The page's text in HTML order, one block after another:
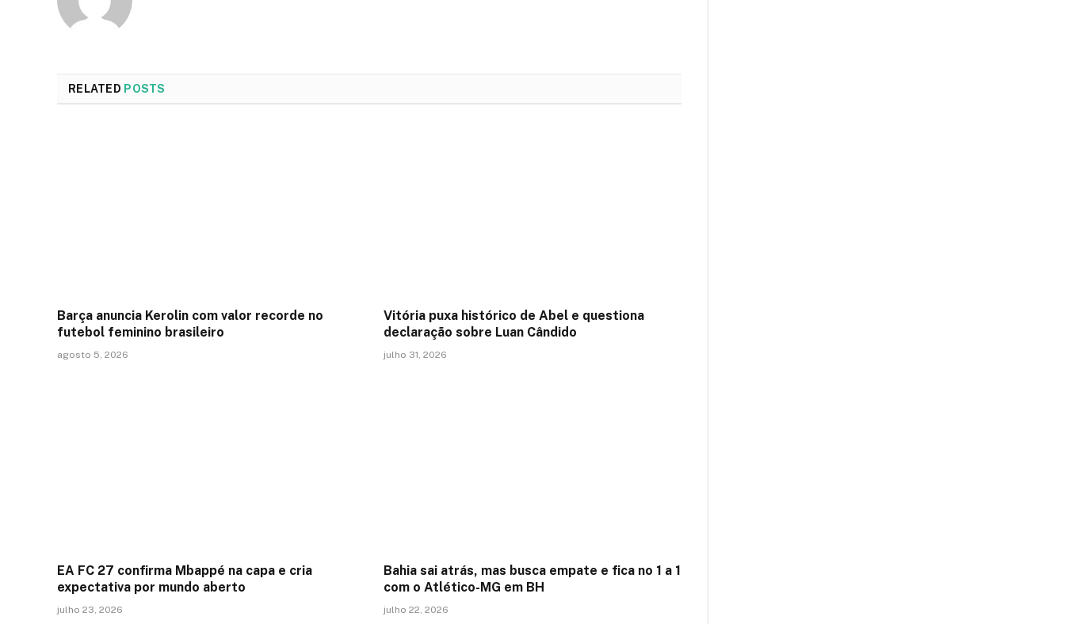
RELATED POSTS
Barça anuncia Kerolin com valor recorde no
futebol feminino brasileiro
agosto 5, 2026
Vitória puxa histórico de Abel e questiona
declaração sobre Luan Cândido
julho 31, 2026
EA FC 27 confirma Mbappé na capa e cria
expectativa por mundo aberto
julho 23, 2026
Bahia sai atrás, mas busca empate e fica no 1 a 1
com o Atlético-MG em BH
julho 22, 2026